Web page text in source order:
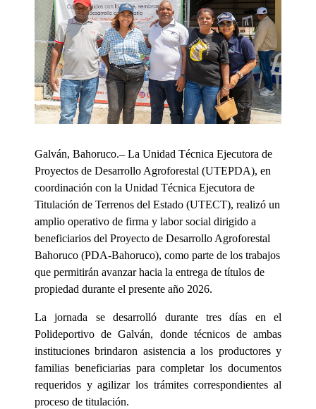
Galván, Bahoruco.– La Unidad Técnica Ejecutora de
Proyectos de Desarrollo Agroforestal (UTEPDA), en
coordinación con la Unidad Técnica Ejecutora de
Titulación de Terrenos del Estado (UTECT), realizó un
amplio operativo de firma y labor social dirigido a
beneficiarios del Proyecto de Desarrollo Agroforestal
Bahoruco (PDA-Bahoruco), como parte de los trabajos
que permitirán avanzar hacia la entrega de títulos de
propiedad durante el presente año 2026.
La jornada se desarrolló durante tres días en el
Polideportivo de Galván, donde técnicos de ambas
instituciones brindaron asistencia a los productores y
familias beneficiarias para completar los documentos
requeridos y agilizar los trámites correspondientes al
proceso de titulación.